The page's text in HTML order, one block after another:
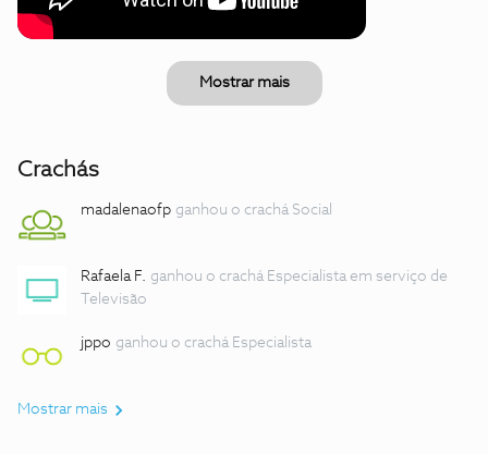
Mostrar mais
Crachás
madalenaofp ganhou o crachá Social
Rafaela F. ganhou o crachá Especialista em serviço de
Televisão
jppo ganhou o crachá Especialista
Mostrar mais